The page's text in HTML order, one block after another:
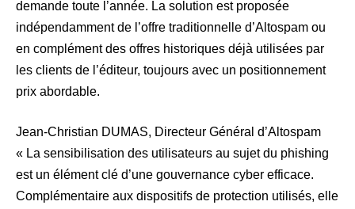
demande toute l’année. La solution est proposée
indépendamment de l’offre traditionnelle d’Altospam ou
en complément des offres historiques déjà utilisées par
les clients de l’éditeur, toujours avec un positionnement
prix abordable.
Jean-Christian DUMAS, Directeur Général d’Altospam
« La sensibilisation des utilisateurs au sujet du phishing
est un élément clé d’une gouvernance cyber efficace.
Complémentaire aux dispositifs de protection utilisés, elle